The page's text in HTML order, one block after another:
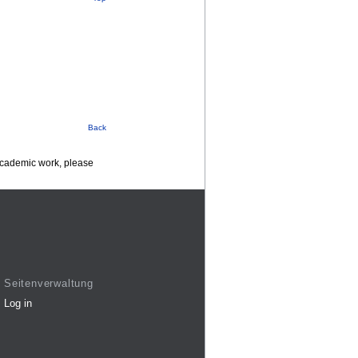
Back
work, please
Seitenverwaltung
Log in